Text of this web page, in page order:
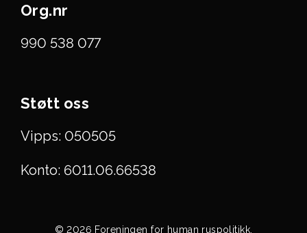
Org.nr
990 538 077
Støtt oss
Vipps: 050505
Konto: 6011.06.66538
© 2026 Foreningen for human ruspolitikk.